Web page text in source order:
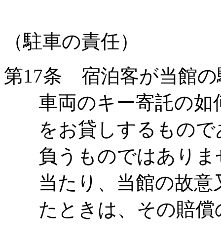
（駐車の責任）
第17条 宿泊客が当館の
車両のキー寄託の
をお貸しするもの
負うものではあり
当たり、当館の故
たときは、その賠